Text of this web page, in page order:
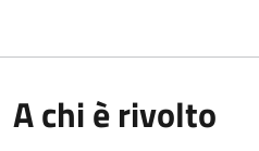
A chi è rivolto